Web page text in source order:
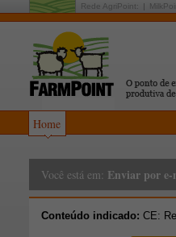
Rede AgriPoint:
Home
Você está em: Enviar por
Conteúdo indicado: CE: